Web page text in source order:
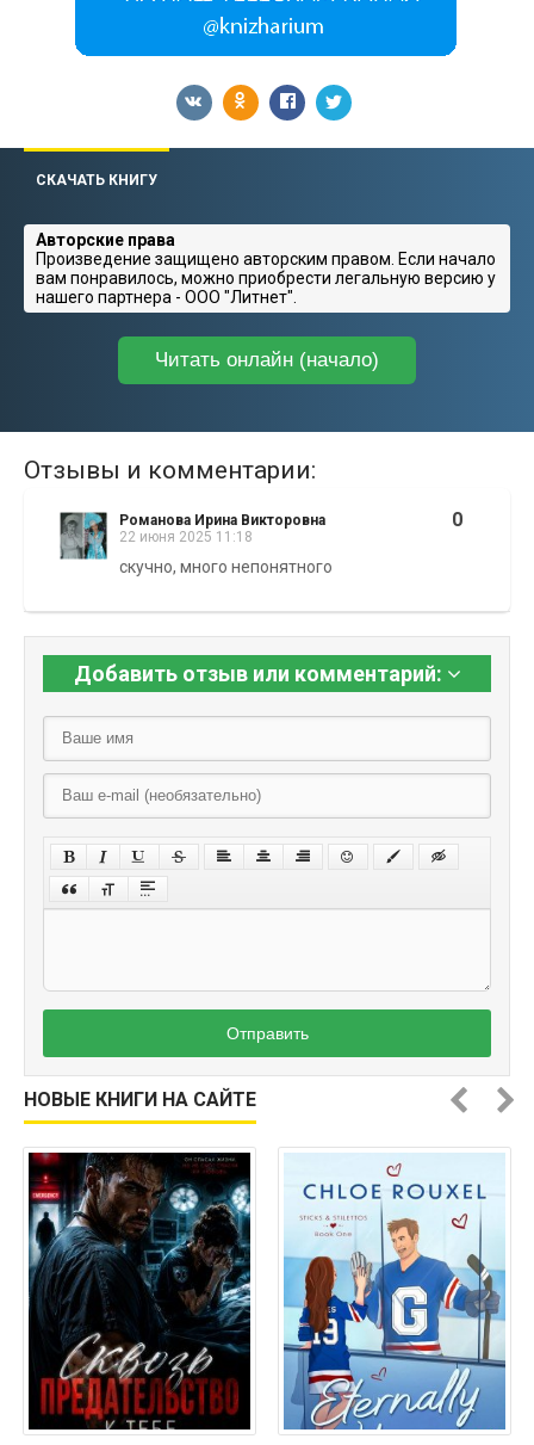
СКАЧАТЬ КНИГУ
Авторские права
Произведение защищено авторским правом. Если начало
вам понравилось, можно приобрести легальную версию у
нашего партнера - ООО "Литнет".
Читать онлайн (начало)
Отзывы и комментарии:
Романова Ирина Викторовна
22 июня 2025 11:18
0
скучно, много непонятного
Добавить отзыв или комментарий:
Отправить
НОВЫЕ КНИГИ НА САЙТЕ